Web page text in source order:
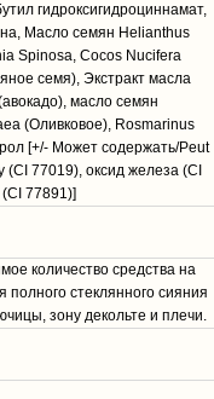
гидроксигидроциннамат,
Масло семян Helianthus
Spinosa, Cocos Nucifera
семя), Экстракт масла
масло семян
(Оливковое), Rosmarinus
[+/- Может содержать/Peut
77019), оксид железа (CI
77891)]
количество средства на
полного стеклянного сияния
зону декольте и плечи.